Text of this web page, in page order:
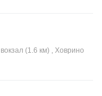
(1.6 км) , Ховрино